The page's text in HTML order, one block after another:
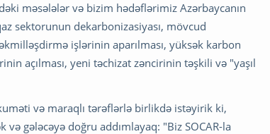
məsələlər və bizim hədəflərimiz Azərbaycanın
sektorunun dekarbonizasiyası, mövcud
işlərinin aparılması, yüksək karbon
açılması, yeni təchizat zəncirinin təşkili və "yaşıl
və maraqlı tərəflərlə birlikdə istəyirik ki,
gələcəyə doğru addımlayaq: "Biz SOCAR-la